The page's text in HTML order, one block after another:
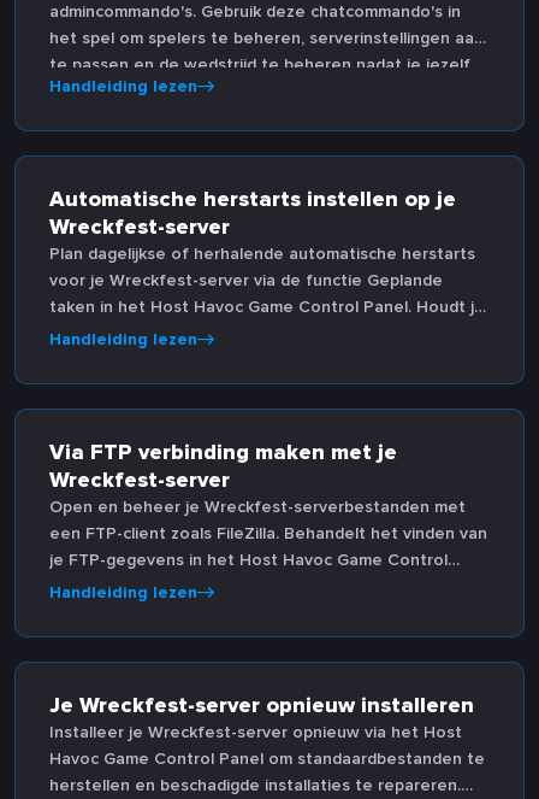
admincommando's. Gebruik deze chatcommando's in
het spel om spelers te beheren, serverinstellingen aan
te passen en de wedstrijd te beheren nadat je jezelf
adminrechten hebt verleend.
Handleiding lezen
Automatische herstarts instellen op je
Wreckfest-server
Plan dagelijkse of herhalende automatische herstarts
voor je Wreckfest-server via de functie Geplande
taken in het Host Havoc Game Control Panel. Houdt je
server stabiel zonder handmatig ingrijpen.
Handleiding lezen
Via FTP verbinding maken met je
Wreckfest-server
Open en beheer je Wreckfest-serverbestanden met
een FTP-client zoals FileZilla. Behandelt het vinden van
je FTP-gegevens in het Host Havoc Game Control
Panel en succesvol verbinding maken.
Handleiding lezen
Je Wreckfest-server opnieuw installeren
Installeer je Wreckfest-server opnieuw via het Host
Havoc Game Control Panel om standaardbestanden te
herstellen en beschadigde installaties te repareren.